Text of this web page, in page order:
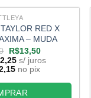
RED X
– MUDA
O
preço
original
era:
R$20,00.
R$13,50O
preço
atual
é:
R$13,50.
2,25 s/ juros
no pix